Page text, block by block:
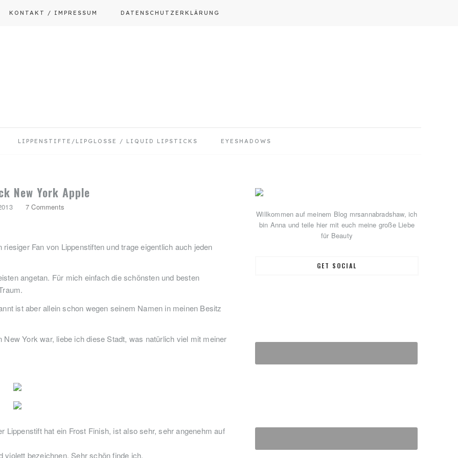
KONTAKT / IMPRESSUM DATENSCHUTZERKLÄRUNG
LIPPENSTIFTE/LIPGLOSSE / LIQUID LIPSTICKS EYESHADOWS
New York Apple
7 Comments
Fan von Lippenstiften und trage eigentlich auch jeden
angetan. Für mich einfach die schönsten und besten
ist aber allein schon wegen seinem Namen in meinen Besitz
York war, liebe ich diese Stadt, was natürlich viel mit meiner
hat ein Frost Finish, ist also sehr, sehr angenehm auf
bezeichnen. Sehr schön finde ich.
Primary
Sidebar
Willkommen auf meinem Blog mrsannabradshaw, ich
bin Anna und teile hier mit euch meine große Liebe
für Beauty
GET SOCIAL